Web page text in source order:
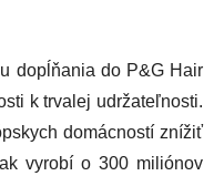
dopĺňania do P&G Hair
k trvalej udržateľnosti.
domácností znížiť
vyrobí o 300 miliónov